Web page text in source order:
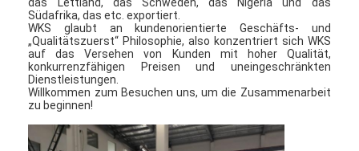
Südafrika, das etc. exportiert.
WKS glaubt an kundenorientierte Geschäfts- und
„Qualitätszuerst“ Philosophie, also konzentriert sich WKS
auf das Versehen von Kunden mit hoher Qualität,
konkurrenzfähigen Preisen und uneingeschränkten
Dienstleistungen.
Willkommen zum Besuchen uns, um die Zusammenarbeit
zu beginnen!